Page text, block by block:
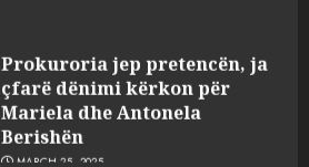
Prokuroria jep pretencën, ja
çfarë dënimi kërkon për
Mariela dhe Antonela
Berishën
MARCH 25, 2025